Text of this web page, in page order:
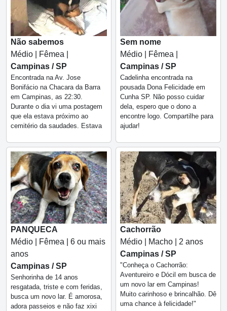
Não sabemos
Médio | Fêmea |
Campinas / SP
Encontrada na Av. Jose
Bonifácio na Chacara da Barra
em Campinas, as 22:30.
Durante o dia vi uma postagem
que ela estava próximo ao
cemitério da saudades. Estava
Sem nome
Médio | Fêmea |
Campinas / SP
Cadelinha encontrada na
pousada Dona Felicidade em
Cunha SP. Não posso cuidar
dela, espero que o dono a
encontre logo. Compartilhe para
ajudar!
PANQUECA
Médio | Fêmea | 6 ou mais
anos
Campinas / SP
Senhorinha de 14 anos
resgatada, triste e com feridas,
busca um novo lar. É amorosa,
adora passeios e não faz xixi
Cachorrão
Médio | Macho | 2 anos
Campinas / SP
"Conheça o Cachorrão:
Aventureiro e Dócil em busca de
um novo lar em Campinas!
Muito carinhoso e brincalhão. Dê
uma chance à felicidade!"